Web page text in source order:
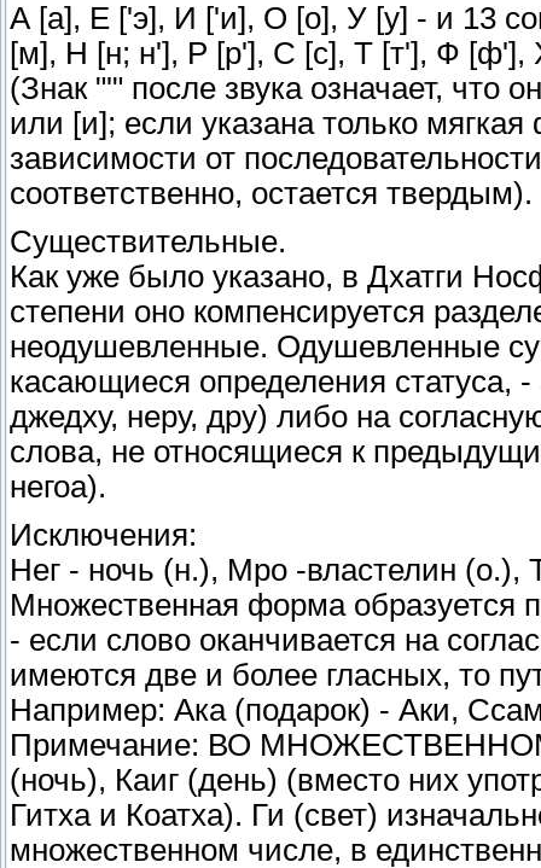
А [а], Е ['э], И ['и], О [о], У [у] - и 13
[м], Н [н; н'], Р [р'], С [с], Т [т'], Ф
(Знак "'" после звука означает, что
или [и]; если указана только
зависимости от
соответственно, остается твердым).
Существительные.
Как уже было указано, в Дхатги
степени оно компенсируется
неодушевленные. Одушевленные
касающиеся определения статуса,
джедху, неру, дру) либо на
слова, не относящиеся к
негоа).
Исключения:
Нег - ночь (н.), Мро -властелин (о.),
Множественная форма образуется
- если слово оканчивается на
имеются две и более гласных, то
Например: Ака (подарок) - Аки,
Примечание: ВО
(ночь), Каиг (день) (вместо них
Гитха и Коатха). Ги (свет)
множественном числе, в